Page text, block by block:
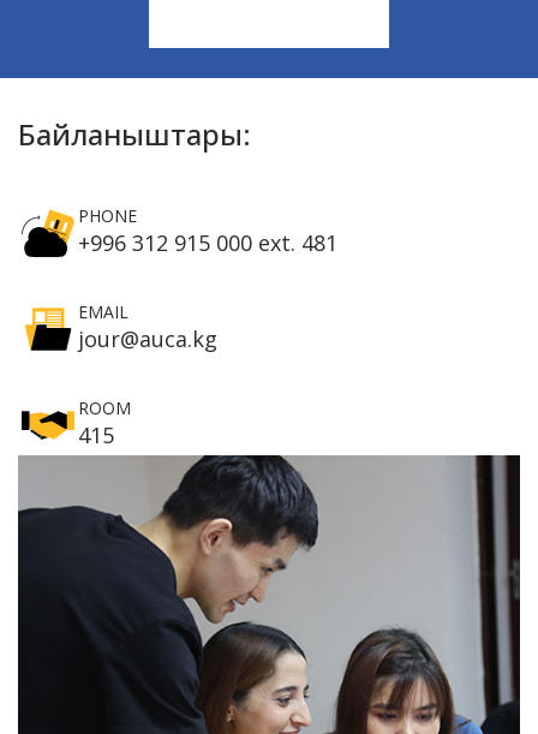
Байланыштары:
PHONE
+996 312 915 000 ext. 481
EMAIL
jour@auca.kg
ROOM
415